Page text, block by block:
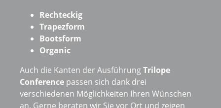
Rechteckig
Trapezform
Bootsform
Organic
Auch die Kanten der AusführungTrilope
Conference passen sich dank drei
verschiedenen Möglichkeiten Ihren Wünschen
an. Gerne beraten wir Sie vor Ort und zeigen